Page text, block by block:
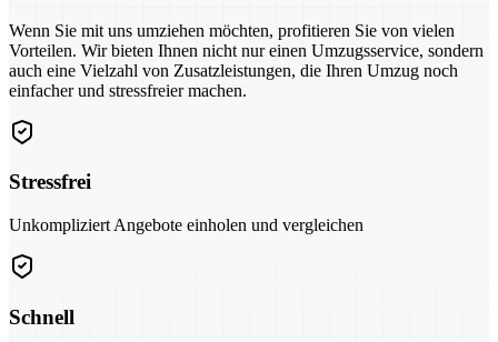
Wenn Sie mit uns umziehen möchten, profitieren Sie von vielen
Vorteilen. Wir bieten Ihnen nicht nur einen Umzugsservice, sondern
auch eine Vielzahl von Zusatzleistungen, die Ihren Umzug noch
einfacher und stressfreier machen.
Stressfrei
Unkompliziert Angebote einholen und vergleichen
Schnell